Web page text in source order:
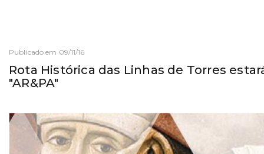
Publicado em 09/11/16
Rota Histórica das Linhas de Torres
"AR&PA"